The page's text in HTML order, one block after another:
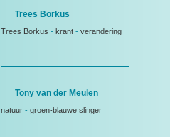
Trees Borkus
Trees Borkus - krant - verandering
Tony van der Meulen
natuur - groen-blauwe slinger